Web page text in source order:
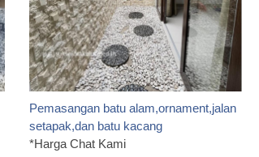
Pemasangan batu alam,ornament,jalan
setapak,dan batu kacang
*Harga Chat Kami